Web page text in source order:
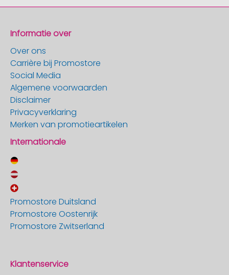
Informatie over
Over ons
Carrière bij Promostore
Social Media
Algemene voorwaarden
Disclaimer
Privacyverklaring
Merken van promotieartikelen
Internationale
Promostore Duitsland
Promostore Oostenrijk
Promostore Zwitserland
Klantenservice